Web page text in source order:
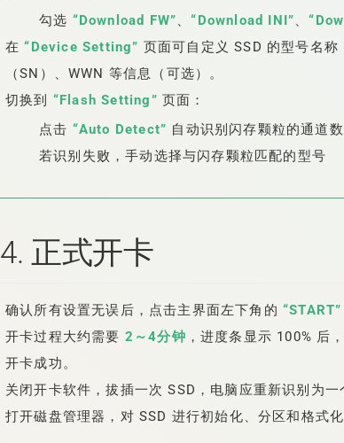
勾选 “Download FW”、“Download INI”、
在“Device Setting” 页面可自定义 SSD 的型号名
（SN）、WWN 等信息（可选）。
切换到 “Flash Setting” 页面：
点击 “Auto Detect” 自动识别闪存颗粒的通道
若识别失败，手动选择与闪存颗粒匹配的型号
4. 正式开卡
确认所有设置无误后，点击主界面左下角的 “START”
开卡过程大约需要 2～4分钟 ，进度条显示 100% 后
开卡成功。
关闭开卡软件，拔插一次 SSD，电脑应重新识别为一
打开磁盘管理器，对 SSD 进行初始化、分区和格式化